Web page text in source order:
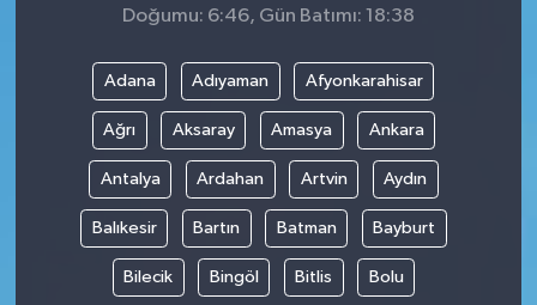
Doğumu: 6:46, Gün Batımı: 18:38
Adana Adıyaman Afyonkarahisar
Ağrı Aksaray Amasya Ankara
Antalya Ardahan Artvin Aydın
Balıkesir Bartın Batman Bayburt
Bilecik Bingöl Bitlis Bolu